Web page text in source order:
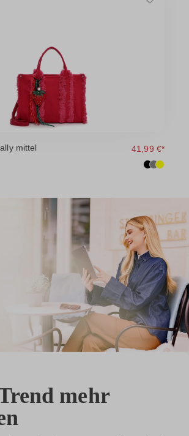
mittel 41,99 €*
mehr